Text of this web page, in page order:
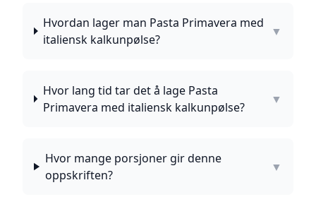
Hvordan lager man Pasta Primavera med
italiensk kalkunpølse?
▼
Hvor lang tid tar det å lage Pasta
Primavera med italiensk kalkunpølse?
▼
Hvor mange porsjoner gir denne
oppskriften?
▼